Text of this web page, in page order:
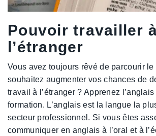
Pouvoir travailler
l’étranger
Vous avez toujours rêvé de parcourir
souhaitez augmenter vos chances de
travail à l’étranger ? Apprenez
formation. L’anglais est la langue la
secteur professionnel. Si vous êtes
communiquer en anglais à l’oral et à